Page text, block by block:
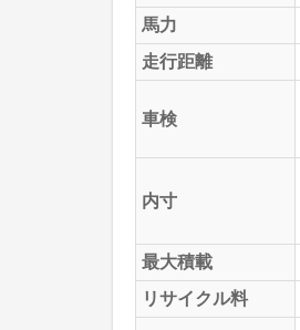
馬力
走行距離
車検
内寸
最大積載
リサイクル料